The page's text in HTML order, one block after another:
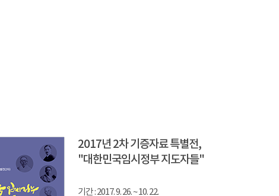
2017년 2차 기증자료 특별전,
"대한민국임시정부 지도자들"
기간 : 2017. 9. 26. ~ 10. 22.